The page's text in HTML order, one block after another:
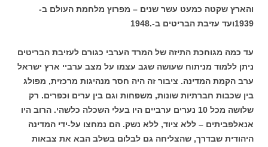
והארץ שקטה כמעט עשר שנים – מפרוץ מלחמת העולם ב-
1939ועד עזיבת הבריטים ב-.1948
עד כמה מגוחכת התיזה של המרד הערבי כגורם לעזיבת הבריטים
ניתן ללמוד מניתוח שעושה שגב עצמו על מצב ערביי ארץ ישראל
ערב הקמת המדינה. ציבור זה היה חסר מנהיגות מרכזית, מפולג
בין שכבות חברתיות שונות, משפחות וגם בין ערים וכפרים. רק
שלושה מכל 10 נערים ערביים היו בעלי השכלה כלשהי. הרוב היו
אנאלפביתים – ללא ציוד, ללא נשק. הם נמחצו על-ידי המדינה
היהודית שבדרך, שהצליחה גם לבלום בשלב הבא את צבאות